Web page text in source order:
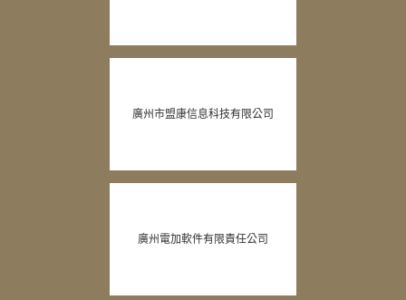
廣州市盟康信息科技有限公司
廣州電加軟件有限責任公司